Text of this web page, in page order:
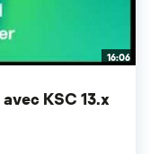
16:06
KSC 13.x